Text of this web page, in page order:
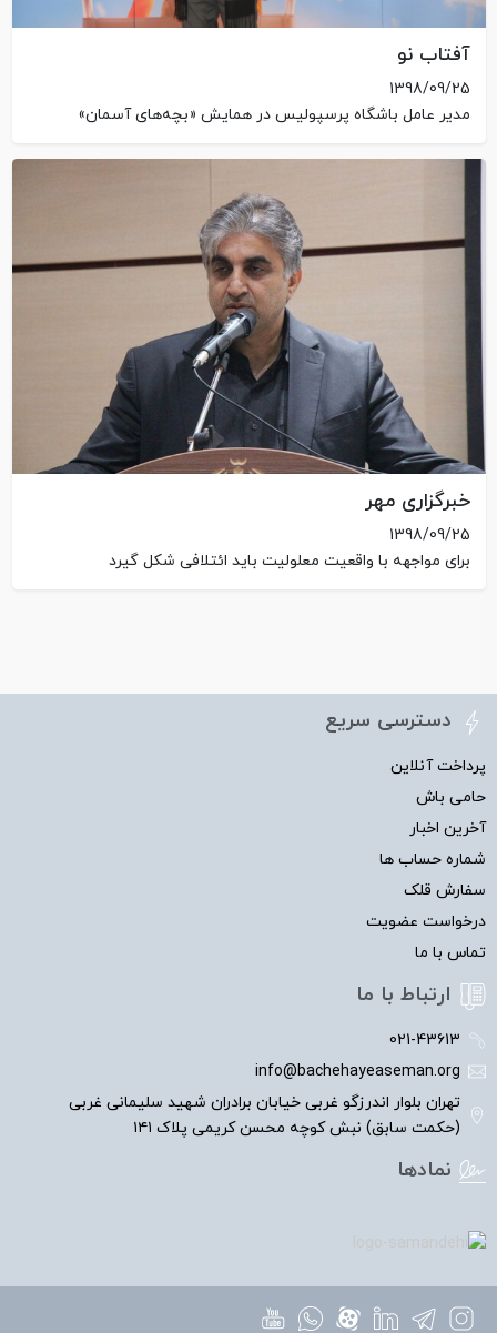
آفتاب نو
1398/09/25
مدیر عامل باشگاه پرسپولیس در همایش «بچه‌های آسمان»
خبرگزاری مهر
1398/09/25
برای مواجهه با واقعیت معلولیت باید ائتلافی شکل گیرد
دسترسی سریع
پرداخت آنلاین
حامی باش
آخرین اخبار
شماره حساب ها
سفارش قلک
درخواست عضویت
تماس با ما
ارتباط با ما
021-43613
info@bachehayeaseman.org
تهران بلوار اندرزگو غربی خیابان برادران شهید سلیمانی غربی
(حکمت سابق) نبش کوچه محسن کریمی پلاک ۱۴۱
نمادها